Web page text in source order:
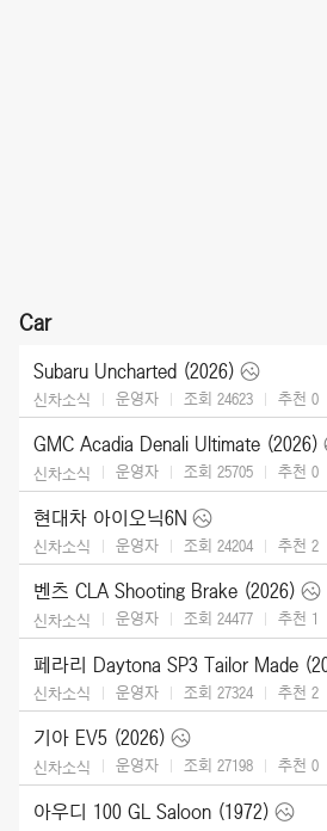
Car
Subaru Uncharted (2026)
신차소식 운영자 조회 24623 추천 0
GMC Acadia Denali Ultimate (2026)
신차소식 운영자 조회 25705 추천 0
현대차 아이오닉6N
신차소식 운영자 조회 24204 추천 2
벤츠 CLA Shooting Brake (2026)
신차소식 운영자 조회 24477 추천 1
신차소식 운영자 조회 27324 추천 2
기아 EV5 (2026)
신차소식 운영자 조회 27198 추천 0
아우디 100 GL Saloon (1972)